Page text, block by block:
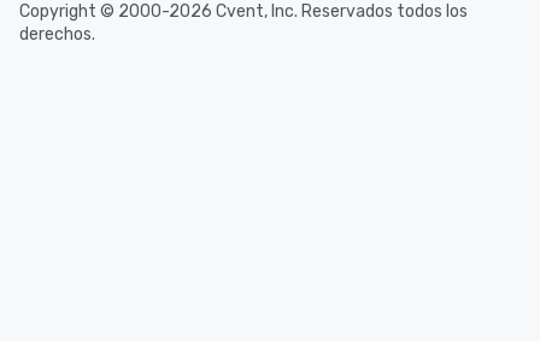
Copyright © 2000-2026 Cvent, Inc. Reservados todos los
derechos.